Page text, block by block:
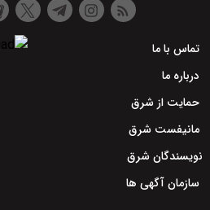
تماس با ما
درباره ما
حمایت از شرق
مانیفست شرق
نویسندگان شرق
سازمان آگهی ها